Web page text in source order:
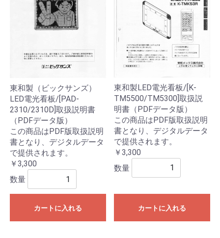
東和製（ビックサンズ）
LED電光看板/[PAD-
2310/2310D]取扱説明書
（PDFデータ版）
この商品はPDF版取扱説明
書となり、デジタルデータ
で提供されます。
￥3,300
数量
カートに入れる
東和製LED電光看板/[K-
TM5500/TM5300]取扱説
明書（PDFデータ版）
この商品はPDF版取扱説明
書となり、デジタルデータ
で提供されます。
￥3,300
数量
カートに入れる